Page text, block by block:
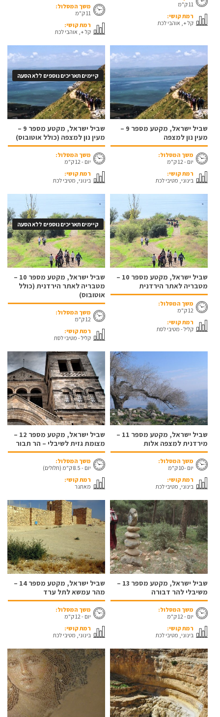
11 ק"מ
רמת קושי:
קל +, אוהבי לכת
משך המסלול:
11 ק"מ
רמת קושי:
קל +, אוהבי לכת
שביל ישראל, מקטע מספר 9 –
מעין נון למצפה
משך המסלול:
יום - 12 ק"מ
רמת קושי:
בינוני, מטיבי לכת
קיימים תאריכים נוספים ללא הסעה
שביל ישראל, מקטע מספר 9 –
מעין נון למצפה (כולל אוטובוס)
משך המסלול:
יום - 12 ק"מ
רמת קושי:
בינוני, מטיבי לכת
שביל ישראל, מקטע מספר 10 –
מטבריה לאתר הירדנית
משך המסלול:
12 ק"מ
רמת קושי:
קליל - מטיבי לסת
קיימים תאריכים נוספים ללא הסעה
שביל ישראל, מקטע מספר 10 –
מטבריה לאתר הירדנית (כולל
אוטובוס)
משך המסלול:
12 ק"מ
רמת קושי:
קליל - מטיבי לסת
שביל ישראל, מקטע מספר 11 –
מירדנית למצפה אלות
משך המסלול:
יום -10 ק"מ
רמת קושי:
בינוני, מטיבי לכת
שביל ישראל, מקטע מספר 12 –
מצומת גזית לשיבלי – הר תבור
משך המסלול:
יום - 8.5 ק"מ (תלולים)
רמת קושי:
מאתגר
שביל ישראל, מקטע מספר 13 –
משיבלי להר דבורה
משך המסלול:
יום - 12 ק"מ
רמת קושי:
בינוני, מטיבי לכת
שביל ישראל, מקטע מספר 14 –
מהר עמשא לתל ערד
משך המסלול:
יום - 12 ק"מ
רמת קושי:
בינוני, מטיבי לכת